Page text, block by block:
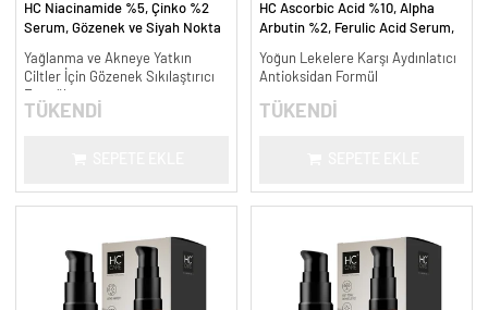
HC Niacinamide %5, Çinko %2
Serum, Gözenek ve Siyah Nokta
30 ml.
Yağlanma ve Akneye Yatkın
Ciltler İçin Gözenek Sıkılaştırıcı
Formül
TÜKENDİ
HC Ascorbic Acid %10, Alpha
Arbutin %2, Ferulic Acid Serum,
ml.
Yoğun Lekelere Karşı Aydınlatıcı
Antioksidan Formül
TÜKENDİ